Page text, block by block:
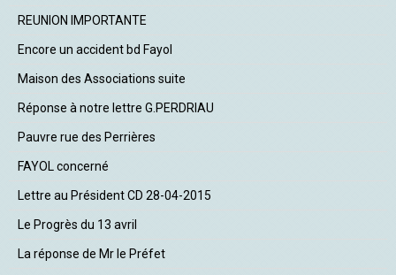
REUNION IMPORTANTE
Encore un accident bd Fayol
Maison des Associations suite
Réponse à notre lettre G.PERDRIAU
Pauvre rue des Perrières
FAYOL concerné
Lettre au Président CD 28-04-2015
Le Progrès du 13 avril
La réponse de Mr le Préfet